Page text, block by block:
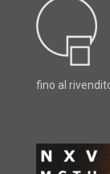
fino al